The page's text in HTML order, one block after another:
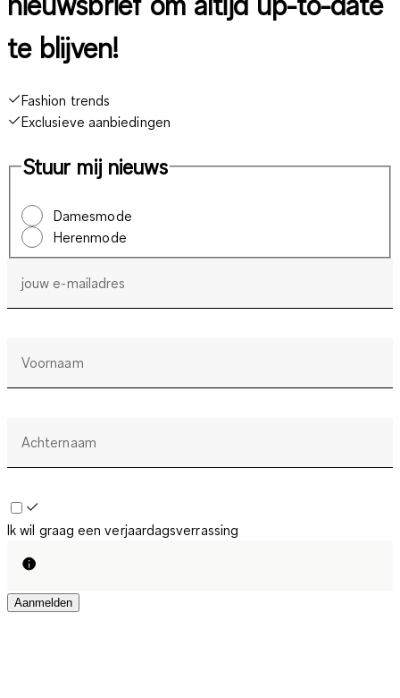
te blijven!
Fashion trends
Exclusieve aanbiedingen
Stuur mij nieuws
Damesmode
Herenmode
jouw e-mailadres
Voornaam
Achternaam
Ik wil graag een verjaardagsverrassing
Aanmelden